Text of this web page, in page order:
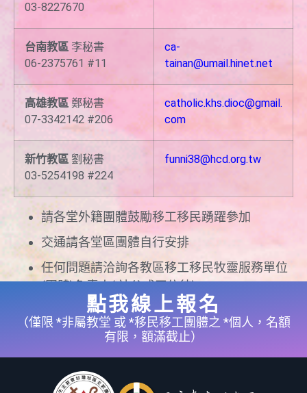
03-8227670
台南教區 李秘書
06-2375761 #11
ca-
tainan@umail.hinet.net
高雄教區鄭秘書
07-3342142 #206
catholic.khs.dioc@gmail.
com
新竹教區 劉秘書
03-5254198 #224
funni38@hcd.org.tw
請各堂外籍團體鼓勵移工移民踴躍參加
交通請各堂區團體自行安排
任何問題請洽詢各教區移工移民牧靈服務單位
(團體)負責人( 神父或平信徒)
點我線上報名
（僅限 *非屬教堂 或 *移民移工團體之 *個人，名額
有限，額滿截止）